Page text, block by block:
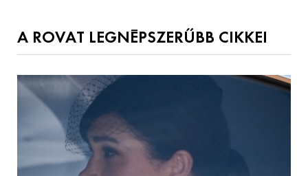
A ROVAT LEGNÉPSZERŰBB CIKKEI